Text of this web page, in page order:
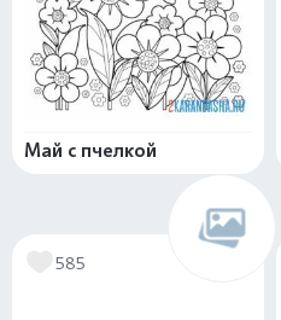
Май с пчелкой
585